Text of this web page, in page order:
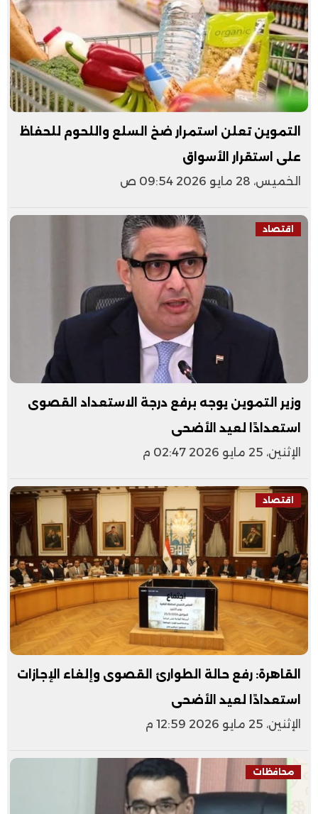
التموين تعلن استمرار ضخ السلع واللحوم للحفاظ
على استقرار الأسواق
الخميس، 28 مايو 2026 09:54 ص
اقتصاد
وزير التموين يوجه برفع درجة الاستعداد القصوى
استعدادًا لعيد الأضحى
الإثنين، 25 مايو 2026 02:47 م
اقتصاد
القاهرة: رفع حالة الطوارئ القصوى وإلغاء الإجازات
استعدادًا لعيد الأضحى
الإثنين، 25 مايو 2026 12:59 م
محافظات